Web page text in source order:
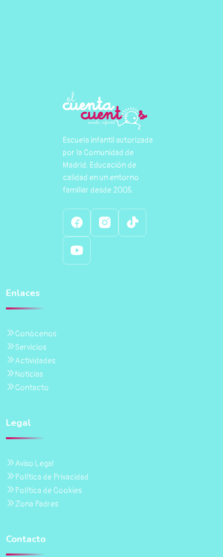
Escuela infantil autorizada
por la Comunidad de
Madrid. Educación de
calidad en un entorno
familiar desde 2005.
Enlaces
Conócenos
Servicios
Actividades
Noticias
Contacto
Legal
Aviso Legal
Política de Privacidad
Política de Cookies
Zona Padres
Contacto